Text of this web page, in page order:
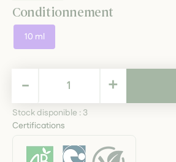
Conditionnement
10 ml
7,95 € +
-
Stock disponible : 3
Certifications